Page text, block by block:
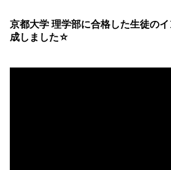
京都大学 理学部に合格した生徒の
成しました☆